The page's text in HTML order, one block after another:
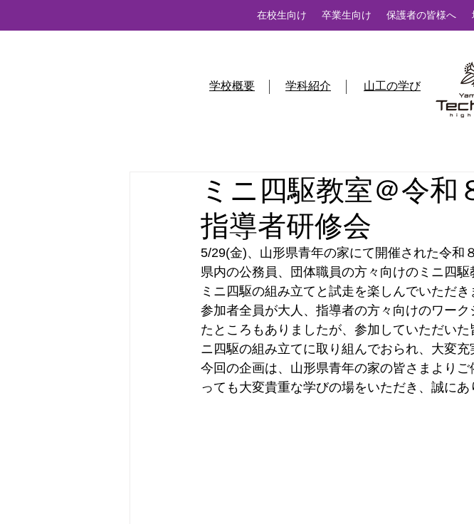
在校生向け 卒業生向け 保護者の皆様へ
学校概要 学科紹介 山工の学び
ミニ四駆教室＠令和
指導者研修会
5/29(金)、山形県青年の家にて開催された令和
県内の公務員、団体職員の方々向けのミニ四
ミニ四駆の組み立てと試走を楽しんでいただき
参加者全員が大人、指導者の方々向けのワー
たところもありましたが、参加していただい
ニ四駆の組み立てに取り組んでおられ、大変充
今回の企画は、山形県青年の家の皆さまより
っても大変貴重な学びの場をいただき、誠にあ